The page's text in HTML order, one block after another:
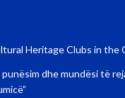
Heritage Clubs in the
dhe mundësi të